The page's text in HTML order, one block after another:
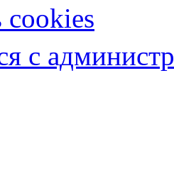
cookies
с